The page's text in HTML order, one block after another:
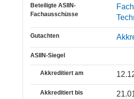
Beteiligte ASIIN-
Fachausschüsse
Gutachten
ASIIN-Siegel
Akkreditiert am
Akkreditiert bis